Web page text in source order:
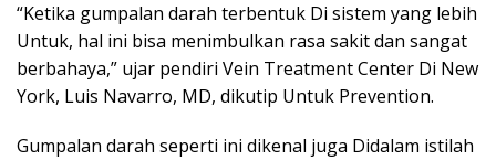
“Ketika gumpalan darah terbentuk Di sistem yang lebih
Untuk, hal ini bisa menimbulkan rasa sakit dan sangat
berbahaya,” ujar pendiri Vein Treatment Center Di New
York, Luis Navarro, MD, dikutip Untuk Prevention.
Gumpalan darah seperti ini dikenal juga Didalam istilah